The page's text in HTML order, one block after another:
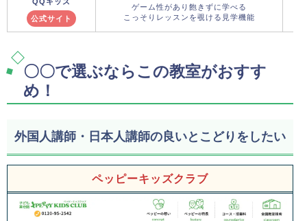
公式サイト
ゲーム性があり飽きずに学べる
こっそりレッスンを覗ける見学機能
〇〇で選ぶならこの教室がおすす
め！
外国人講師・日本人講師の良いとこどりをしたい
ペッピーキッズクラブ